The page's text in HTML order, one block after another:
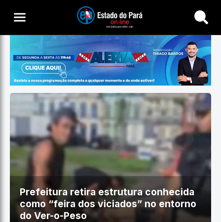
Buscar
Prefeitura retira estrutura conhecida
como “feira dos viciados” no entorno
do Ver-o-Peso